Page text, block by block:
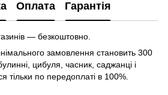
Оплата Гарантія
— безкоштовно.
замовлення становить 300
цибуля, часник, саджанці і
тільки по передоплаті в 100%.